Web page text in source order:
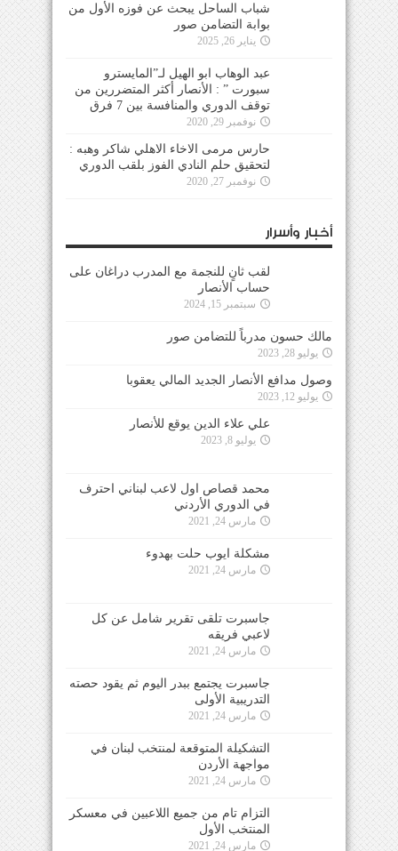
شباب الساحل يبحث عن فوزه الأول من
بوابة التضامن صور
يناير 26, 2025
عبد الوهاب ابو الهيل لـ”المايسترو
سبورت ” : الأنصار أكثر المتضررين من
توقف الدوري والمنافسة بين 7 فرق
نوفمبر 29, 2020
حارس مرمى الاخاء الاهلي شاكر وهبه :
لتحقيق حلم النادي الفوز بلقب الدوري
نوفمبر 27, 2020
أخبار وأسرار
لقب ثانٍ للنجمة مع المدرب دراغان على
حساب الأنصار
سبتمبر 15, 2024
مالك حسون مدرباً للتضامن صور
يوليو 28, 2023
وصول مدافع الأنصار الجديد المالي يعقوبا
يوليو 12, 2023
علي علاء الدين يوقع للأنصار
يوليو 8, 2023
محمد قصاص اول لاعب لبناني احترف
في الدوري الأردني
مارس 24, 2021
مشكلة ايوب حلت بهدوء
مارس 24, 2021
جاسبرت تلقى تقرير شامل عن كل
لاعبي فريقه
مارس 24, 2021
جاسبرت يجتمع ببدر اليوم ثم يقود حصته
التدريبية الأولى
مارس 24, 2021
التشكيلة المتوقعة لمنتخب لبنان في
مواجهة الأردن
مارس 24, 2021
التزام تام من جميع اللاعبين في معسكر
المنتخب الأول
مارس 24, 2021